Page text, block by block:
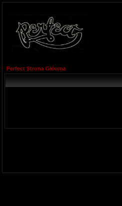
Perfect Strona Główna